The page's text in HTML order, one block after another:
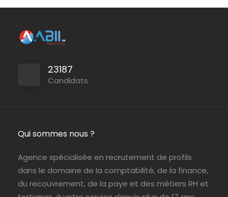
23187
Candidats
Qui sommes nous ?
Agence spécialisée en recrutement de profils
dans le domaine de la comptabilité, de la finance,
du recouvrement, de la paye et des métiers RH et